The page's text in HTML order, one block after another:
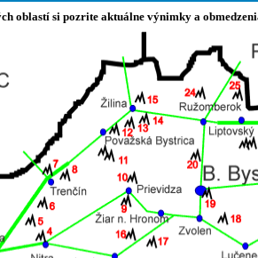
oblastí si pozrite aktuálne výnimky a